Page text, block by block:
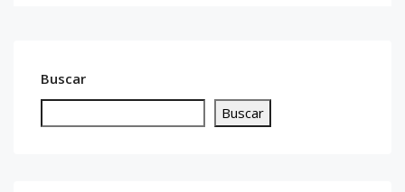
Buscar
Buscar